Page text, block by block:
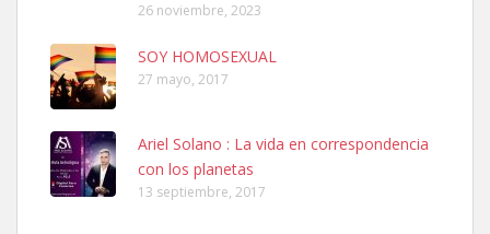
Ninfa perdida
El día 5 se los perdió una ninfa papillera, asustada tiene miedo a la
calle, se perdió por la zon...
26 noviembre, 2023
SOY HOMOSEXUAL
27 mayo, 2017
Ariel Solano : La vida en correspondencia
con los planetas
13 septiembre, 2017